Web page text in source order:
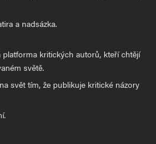
a nadsázka.
kritických autorů, kteří chtějí
světě.
svět tím, že publikuje kritické názory